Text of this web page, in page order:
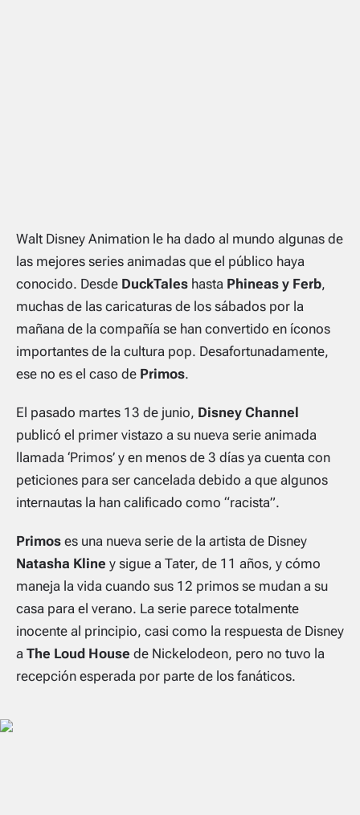
Walt Disney Animation le ha dado al mundo algunas de
las mejores series animadas que el público haya
conocido. Desde DuckTales hasta Phineas y Ferb,
muchas de las caricaturas de los sábados por la
mañana de la compañía se han convertido en íconos
importantes de la cultura pop. Desafortunadamente,
ese no es el caso de Primos.
El pasado martes 13 de junio, Disney Channel
publicó el primer vistazo a su nueva serie animada
llamada ‘Primos’ y en menos de 3 días ya cuenta con
peticiones para ser cancelada debido a que algunos
internautas la han calificado como “racista”.
Primos es una nueva serie de la artista de Disney
Natasha Kline y sigue a Tater, de 11 años, y cómo
maneja la vida cuando sus 12 primos se mudan a su
casa para el verano. La serie parece totalmente
inocente al principio, casi como la respuesta de Disney
a The Loud House de Nickelodeon, pero no tuvo la
recepción esperada por parte de los fanáticos.